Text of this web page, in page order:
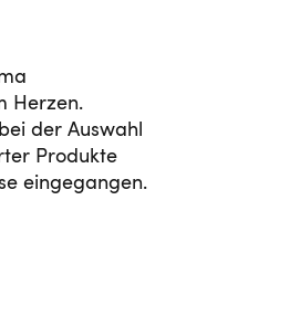
Herzen.
der Auswahl
Produkte
eingegangen.